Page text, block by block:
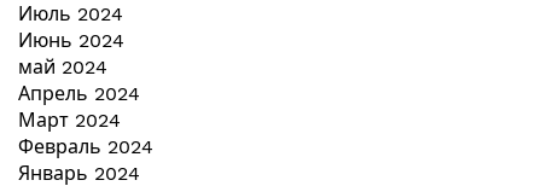
Июль 2024
Июнь 2024
май 2024
Апрель 2024
Март 2024
Февраль 2024
Январь 2024